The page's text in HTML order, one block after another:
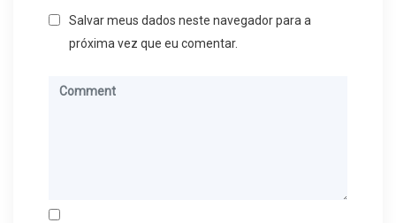
Salvar meus dados neste navegador para a
próxima vez que eu comentar.